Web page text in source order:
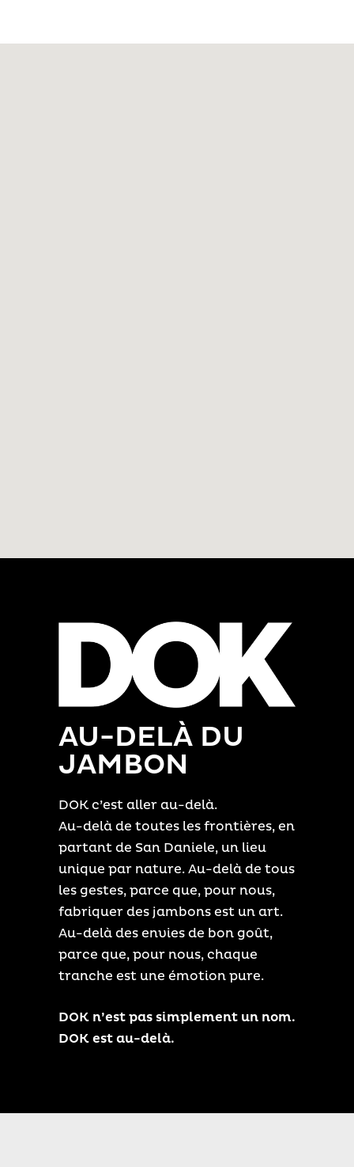
AU-DELÀ DU
JAMBON
DOK c’est aller au-delà.
Au-delà de toutes les frontières, en
partant de San Daniele, un lieu
unique par nature. Au-delà de tous
les gestes, parce que, pour nous,
fabriquer des jambons est un art.
Au-delà des envies de bon goût,
parce que, pour nous, chaque
tranche est une émotion pure.
DOK n’est pas simplement un nom.
DOK est au-delà.